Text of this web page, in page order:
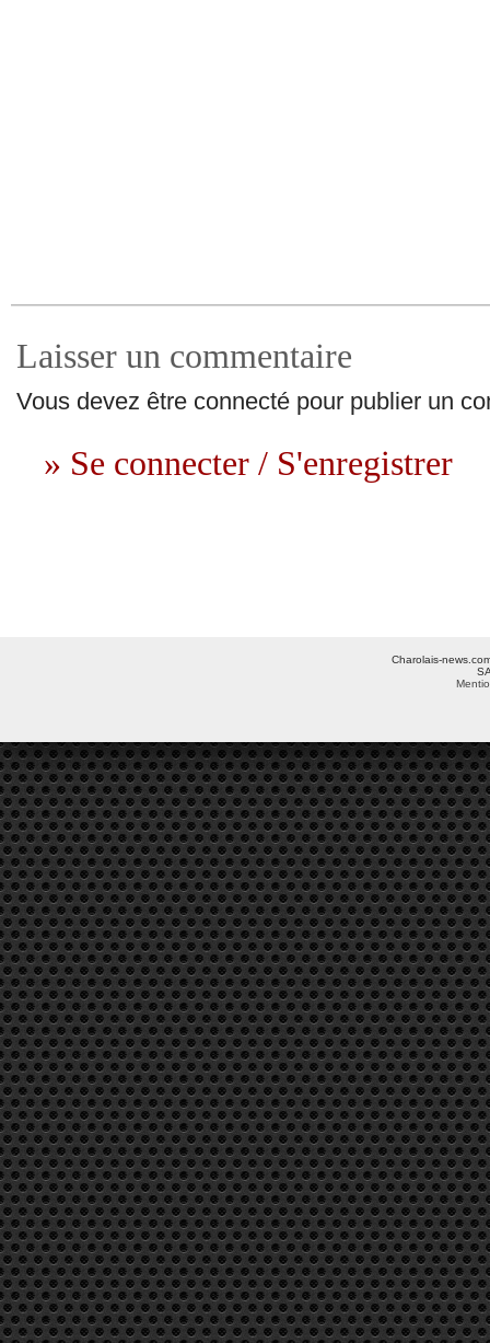
Laisser un commentaire
Vous devez être connecté pour publier un
» Se connecter / S'enregistrer
Charolais-